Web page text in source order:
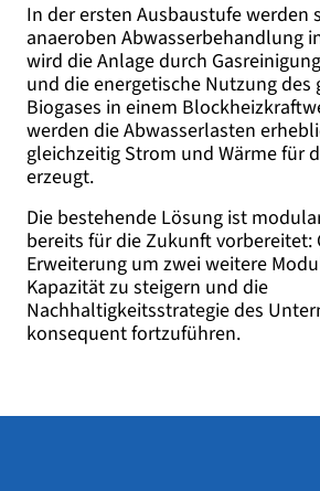
In der ersten Ausbaustufe werden
anaeroben Abwasserbehandlung
wird die Anlage durch
und die energetische Nutzung des
Biogases in einem
werden die Abwasserlasten
gleichzeitig Strom und Wärme für
erzeugt.
Die bestehende Lösung ist
bereits für die Zukunft vorbereitet:
Erweiterung um zwei weitere
Kapazität zu steigern und die
Nachhaltigkeitsstrategie des
konsequent fortzuführen.